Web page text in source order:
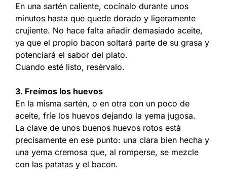
En una sartén caliente, cocínalo durante unos
minutos hasta que quede dorado y ligeramente
crujiente. No hace falta añadir demasiado aceite,
ya que el propio bacon soltará parte de su grasa y
potenciará el sabor del plato.
Cuando esté listo, resérvalo.
3. Freímos los huevos
En la misma sartén, o en otra con un poco de
aceite, fríe los huevos dejando la yema jugosa.
La clave de unos buenos huevos rotos está
precisamente en ese punto: una clara bien hecha y
una yema cremosa que, al romperse, se mezcle
con las patatas y el bacon.